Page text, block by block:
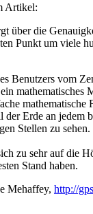
Artikel:
über die
Punkt um viele
Benutzers vom
der Erde an
Stellen zu sehen.
zu sehr auf die
Stand haben.
Mehaffey, http://